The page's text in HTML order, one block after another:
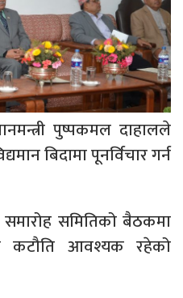
पुष्पकमल दाहालले
बिदामा पूनर्विचार गर्न
समितिको बैठकमा
कटौति आवश्यक रहेको